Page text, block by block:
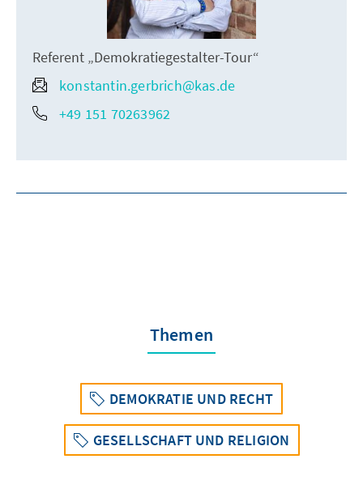
Referent „Demokratiegestalter-Tour“
konstantin.gerbrich@kas.de
+49 151 70263962
Themen
DEMOKRATIE UND RECHT
GESELLSCHAFT UND RELIGION